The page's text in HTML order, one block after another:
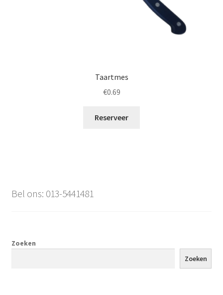
Taartmes
€0.69
Reserveer
Bel ons: 013-5441481
Zoeken
Zoeken